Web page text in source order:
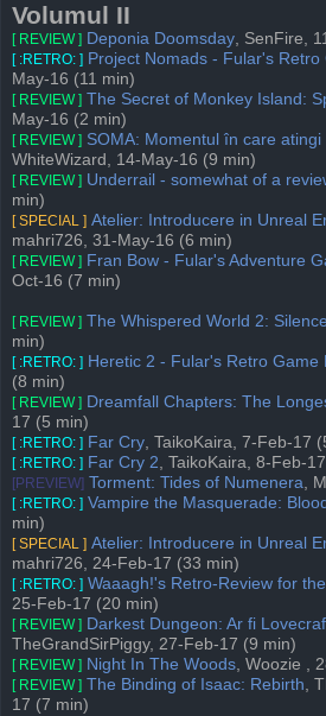
Volumul II
[ REVIEW ] Deponia Doomsday, SenFire,
[ :RETRO: ] Project Nomads - Fular's Retro
May-16 (11 min)
[ REVIEW ] The Secret of Monkey Island:
May-16 (2 min)
[ REVIEW ] SOMA: Momentul în care
WhiteWizard, 14-May-16 (9 min)
[ REVIEW ] Underrail - somewhat of a
min)
[ SPECIAL ] Atelier: Introducere in Unreal
mahri726, 31-May-16 (6 min)
[ REVIEW ] Fran Bow - Fular's Adventure
Oct-16 (7 min)
[ REVIEW ] The Whispered World 2: Silence
min)
[ :RETRO: ] Heretic 2 - Fular's Retro Game
(8 min)
[ REVIEW ] Dreamfall Chapters: The
17 (5 min)
[ :RETRO: ] Far Cry, TaikoKaira, 7-Feb-17
[ :RETRO: ] Far Cry 2, TaikoKaira, 8-Feb-
[PREVIEW] Torment: Tides of Numenera,
[ :RETRO: ] Vampire the Masquerade:
min)
[ SPECIAL ] Atelier: Introducere in Unreal
mahri726, 24-Feb-17 (33 min)
[ :RETRO: ] Waaagh!'s Retro-Review for
25-Feb-17 (20 min)
[ REVIEW ] Darkest Dungeon: Ar fi
TheGrandSirPiggy, 27-Feb-17 (9 min)
[ REVIEW ] Night In The Woods, Woozie ,
[ REVIEW ] The Binding of Isaac: Rebirth,
17 (7 min)